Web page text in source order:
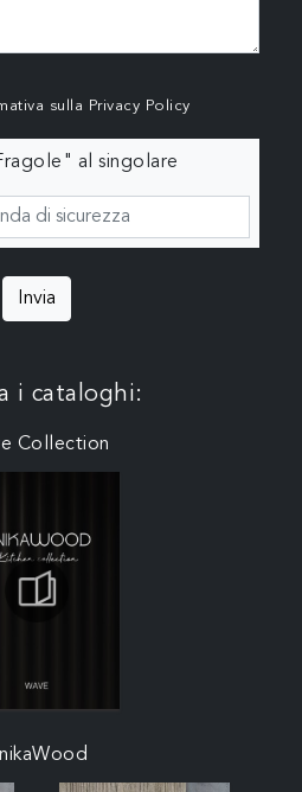
sulla Privacy Policy
al singolare
Invia
i cataloghi:
Collection